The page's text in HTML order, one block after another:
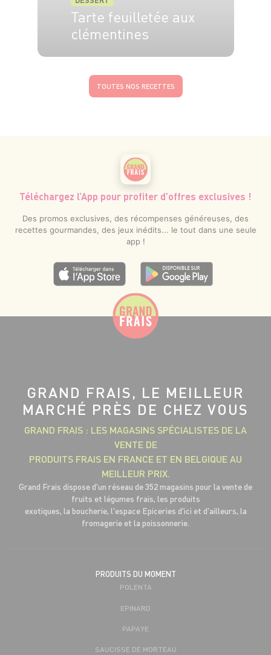
Tarte feuilletée aux
clémentines
TOUTES NOS RECETTES
Téléchargez l’App pour profiter d’offres exclusives !
Des promos exclusives, des récompenses généreuses, des
recettes gourmandes, des jeux inédits... le tout dans une seule
app !
GRAND FRAIS, LE MEILLEUR
MARCHÉ PRÈS DE CHEZ VOUS
GRAND FRAIS : LES MAGASINS SPÉCIALISTES DE LA
VENTE DE
PRODUITS FRAIS EN FRANCE ET EN BELGIQUE AU
MEILLEUR PRIX.
Grand Frais dispose d'un réseau de 352 magasins pour la vente de
fruits et légumes frais, les produits
exotiques, la boucherie, l'espace Epiceries d'ici et d'ailleurs, la
fromagerie et la poissonnerie.
PRODUITS DU MOMENT
POLENTA
EPINARD
PAPAYE
SAUCISSE DE MORTEAU